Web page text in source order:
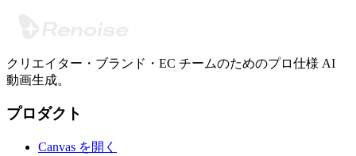
クリエイター・ブランド・EC チームのためのプロ仕様 AI
動画生成。
プロダクト
Canvas を開く